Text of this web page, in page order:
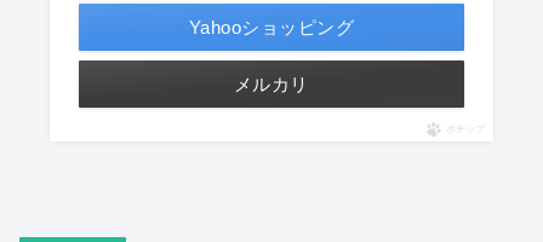
Yahooショッピング
メルカリ
ポチップ